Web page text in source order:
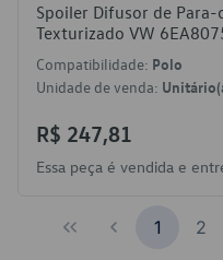
Spoiler Difusor de
Texturizado VW
Compatibilidade: Polo
Unidade de venda:
R$ 247,81
Essa peça é vendida e
1 2